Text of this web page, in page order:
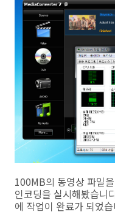
100MB의 동영상 파일
인코딩을 실시해봤습니
에 작업이 완료가 되었